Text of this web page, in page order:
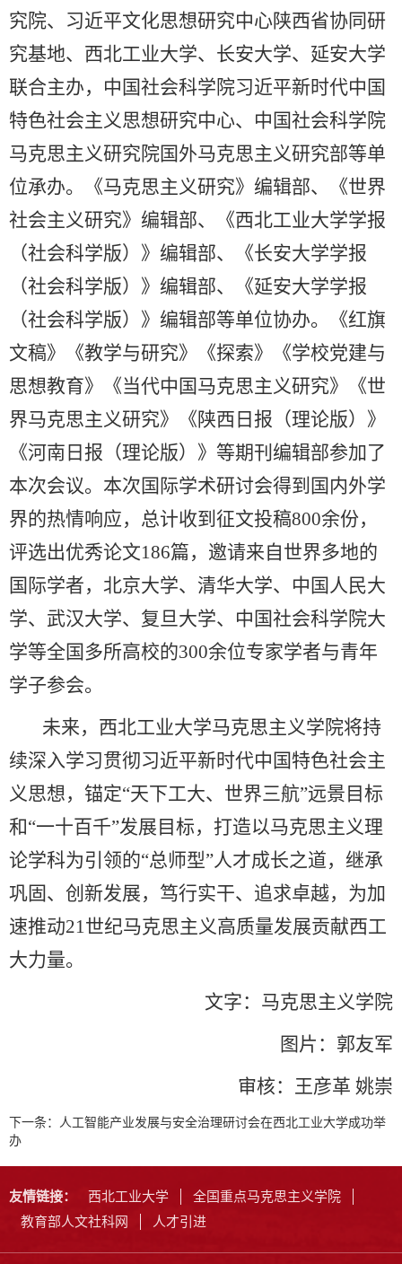
究院、习近平文化思想研究中心陕西省协同研
究基地、西北工业大学、长安大学、延安大学
联合主办，中国社会科学院习近平新时代中国
特色社会主义思想研究中心、中国社会科学院
马克思主义研究院国外马克思主义研究部等单
位承办。
《马克思主义研究》编辑部、《世界
社会主义研究》编辑部、《西北工业大学学报
（社会科学版）》编辑部、《长安大学学报
（社会科学版）》编辑部、《延安大学学报
（社会科学版）》编辑部等单位协办。《红旗
文稿》《教学与研究》《探索》《学校党建与
思想教育》《当代中国马克思主义研究》《世
界马克思主义研究》《陕西日报（理论版）》
《河南日报（理论版）》等期刊编辑部参加了
本次会议。 本次国际学术研讨会得到国内外学
界的热情响应，总计收到征文投稿800余份，
评选出优秀论文186篇，邀请来自世界多地的
国际学者，北京大学、清华大学、中国人民大
学、武汉大学、复旦大学、中国社会科学院大
学等全国多所高校的300余位专家学者与青年
学子参会。
未来，西北工业大学马克思主义学院将持
续深入学习贯彻习近平新时代中国特色社会主
义思想，锚定“天下工大、世界三航”远景目标
和“一十百千”发展目标，打造以马克思主义理
论学科为引领的“总师型”人才成长之道，继承
巩固、创新发展，笃行实干、追求卓越，为加
速推动21世纪马克思主义高质量发展贡献西工
大力量。
文字：马克思主义学院
图片：郭友军
审核：王彦革 姚崇
下一条： 人工智能产业发展与安全治理研讨会在西北工业大学成功举
办
友情链接： 西北工业大学
全国重点马克思主义学院
教育部人文社科网
人才引进